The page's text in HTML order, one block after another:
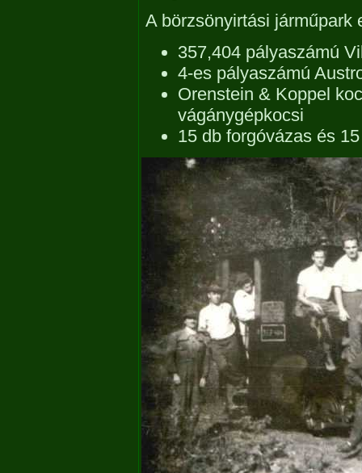
A börzsönyirtási járműpark
357,404 pályaszámú
4-es pályaszámú
Orenstein & Koppel
vágánygépkocsi
15 db forgóvázas és